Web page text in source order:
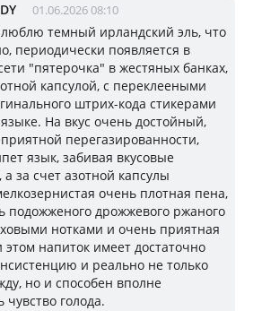
01.06.2026 08:10
темный ирландский эль, что
периодически появляется в
"пятерочка" в жестяных банках,
капсулой, с переклееными
штрих-кода стикерами
На вкус очень достойный,
перегазированности,
язык, забивая вкусовые
за счет азотной капсулы
очень плотная пена,
подожженого дрожжевого ржаного
нотками и очень приятная
этом напиток имеет достаточно
и реально не только
но и способен вполне
чувство голода.